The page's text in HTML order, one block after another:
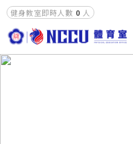
健身教室即時人數 0 人